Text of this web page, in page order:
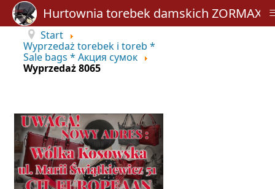
Start
Wyprzedaż torebek i toreb *
Sale bags * Акция сумок
Wyprzedaż 8065
Hurtownia torebek damskich ZORMAX